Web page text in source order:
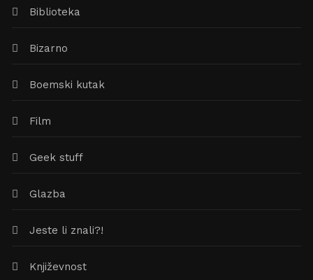
Biblioteka
Bizarno
Boemski kutak
Film
Geek stuff
Glazba
Jeste li znali?!
Književnost